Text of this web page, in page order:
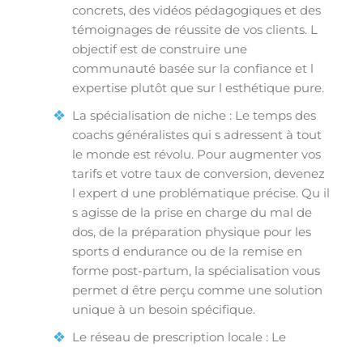
concrets, des vidéos pédagogiques et des
témoignages de réussite de vos clients. L
objectif est de construire une
communauté basée sur la confiance et l
expertise plutôt que sur l esthétique pure.
La spécialisation de niche : Le temps des
coachs généralistes qui s adressent à tout
le monde est révolu. Pour augmenter vos
tarifs et votre taux de conversion, devenez
l expert d une problématique précise. Qu il
s agisse de la prise en charge du mal de
dos, de la préparation physique pour les
sports d endurance ou de la remise en
forme post-partum, la spécialisation vous
permet d être perçu comme une solution
unique à un besoin spécifique.
Le réseau de prescription locale : Le